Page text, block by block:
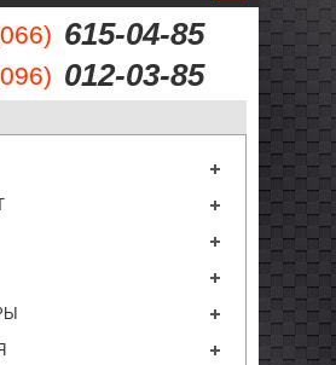
615-04-85
012-03-85